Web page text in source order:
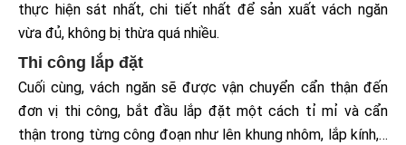
thực hiện sát nhất, chi tiết nhất để sản xuất vách ngăn
vừa đủ, không bị thừa quá nhiều.
Thi công lắp đặt
Cuối cùng, vách ngăn sẽ được vận chuyển cẩn thận đến
đơn vị thi công, bắt đầu lắp đặt một cách tỉ mỉ và cẩn
thận trong từng công đoạn như lên khung nhôm, lắp kính,…